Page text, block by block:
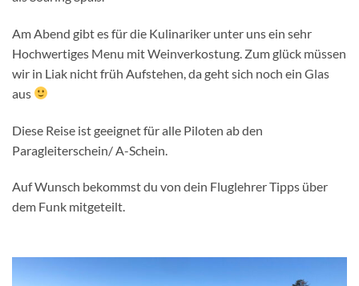
Am Abend gibt es für die Kulinariker unter uns ein sehr
Hochwertiges Menu mit Weinverkostung. Zum glück müssen
wir in Liak nicht früh Aufstehen, da geht sich noch ein Glas
aus
Diese Reise ist geeignet für alle Piloten ab den
Paragleiterschein/ A-Schein.
Auf Wunsch bekommst du von dein Fluglehrer Tipps über
dem Funk mitgeteilt.